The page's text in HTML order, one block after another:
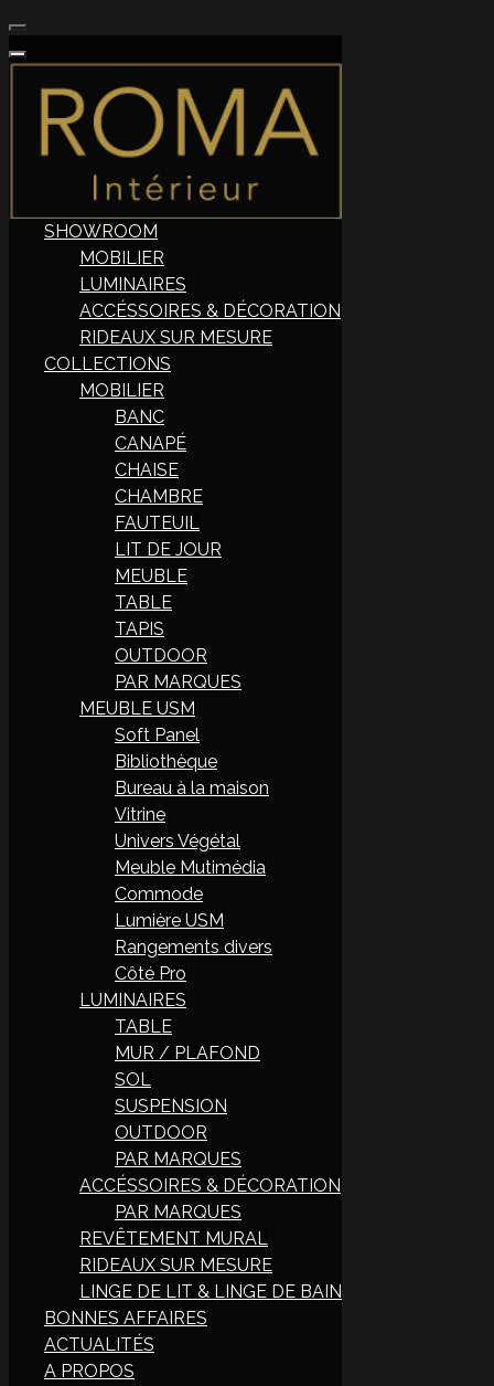
SHOWROOM
MOBILIER
LUMINAIRES
ACCÉSSOIRES & DÉCORATION
RIDEAUX SUR MESURE
COLLECTIONS
MOBILIER
BANC
CANAPÉ
CHAISE
CHAMBRE
FAUTEUIL
LIT DE JOUR
MEUBLE
TABLE
TAPIS
OUTDOOR
PAR MARQUES
MEUBLE USM
Soft Panel
Bibliothèque
Bureau à la maison
Vitrine
Univers Végétal
Meuble Mutimédia
Commode
Lumière USM
Rangements divers
Côté Pro
LUMINAIRES
TABLE
MUR / PLAFOND
SOL
SUSPENSION
OUTDOOR
PAR MARQUES
ACCÉSSOIRES & DÉCORATION
PAR MARQUES
REVÊTEMENT MURAL
RIDEAUX SUR MESURE
LINGE DE LIT & LINGE DE BAIN
BONNES AFFAIRES
ACTUALITÉS
A PROPOS